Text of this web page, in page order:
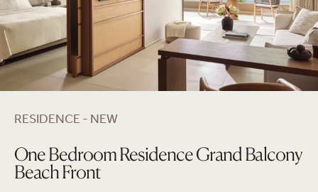
RESIDENCE - NEW
One Bedroom Residence Grand Balcony
Beach Front